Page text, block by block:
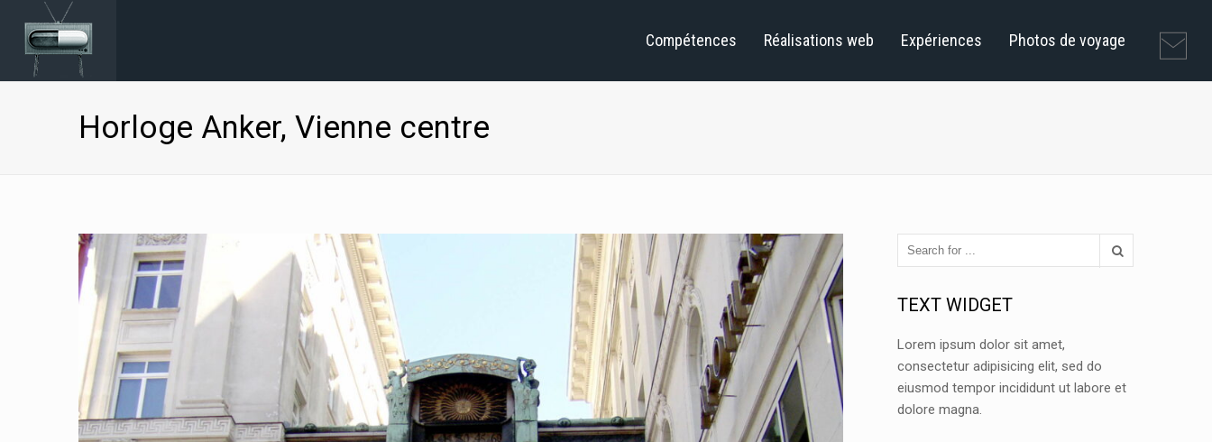
Compétences Réalisations web Expériences Photos de voyage
Horloge Anker, Vienne centre
TEXT WIDGET
Lorem ipsum dolor sit amet,
consectetur adipisicing elit, sed do
eiusmod tempor incididunt ut labore et
dolore magna.